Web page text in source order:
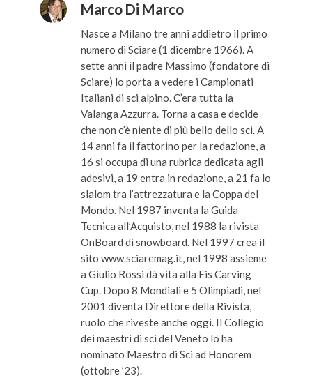
Marco Di Marco
Nasce a Milano tre anni addietro il primo
numero di Sciare (1 dicembre 1966). A
sette anni il padre Massimo (fondatore di
Sciare) lo porta a vedere i Campionati
Italiani di sci alpino. C’era tutta la
Valanga Azzurra. Torna a casa e decide
che non c’è niente di più bello dello sci. A
14 anni fa il fattorino per la redazione, a
16 si occupa di una rubrica dedicata agli
adesivi, a 19 entra in redazione, a 21 fa lo
slalom tra l’attrezzatura e la Coppa del
Mondo. Nel 1987 inventa la Guida
Tecnica all’Acquisto, nel 1988 la rivista
OnBoard di snowboard. Nel 1997 crea il
sito www.sciaremag.it, nel 1998 assieme
a Giulio Rossi dà vita alla Fis Carving
Cup. Dopo 8 Mondiali e 5 Olimpiadi, nel
2001 diventa Direttore della Rivista,
ruolo che riveste anche oggi. Il Collegio
dei maestri di sci del Veneto lo ha
nominato Maestro di Sci ad Honorem
(ottobre ’23).